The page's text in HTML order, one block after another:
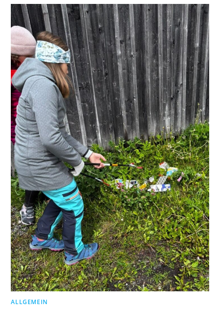
ALLGEMEIN